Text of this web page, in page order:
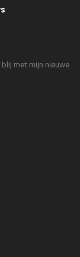
met mijn nieuwe